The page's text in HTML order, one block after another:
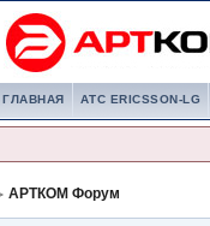
ГЛАВНАЯ АТС ERICSSON-LG
АРТКОМ Форум